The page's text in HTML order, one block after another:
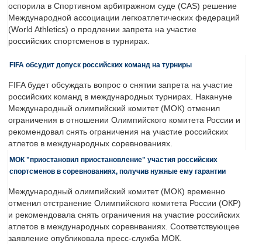
оспорила в Спортивном арбитражном суде (CAS) решение
Международной ассоциации легкоатлетических федераций
(World Athletics) о продлении запрета на участие
российских спортсменов в турнирах.
FIFA обсудит допуск российских команд на турниры
FIFA будет обсуждать вопрос о снятии запрета на участие
российских команд в международных турнирах. Накануне
Международный олимпийский комитет (МОК) отменил
ограничения в отношении Олимпийского комитета России и
рекомендовал снять ограничения на участие российских
атлетов в международных соревнованиях.
МОК "приостановил приостановление" участия российских
спортсменов в соревнованиях, получив нужные ему гарантии
Международный олимпийский комитет (МОК) временно
отменил отстранение Олимпийского комитета России (ОКР)
и рекомендовала снять ограничения на участие российских
атлетов в международных соревнваниях. Соответствующее
заявление опубликовала пресс-служба МОК.